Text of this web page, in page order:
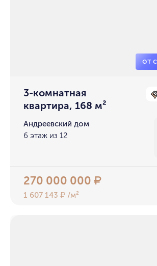
3-комнатная
квартира, 168 м²
Андреевский дом
6 этаж из 12
270 000 000₽
1 607 143₽ /м²